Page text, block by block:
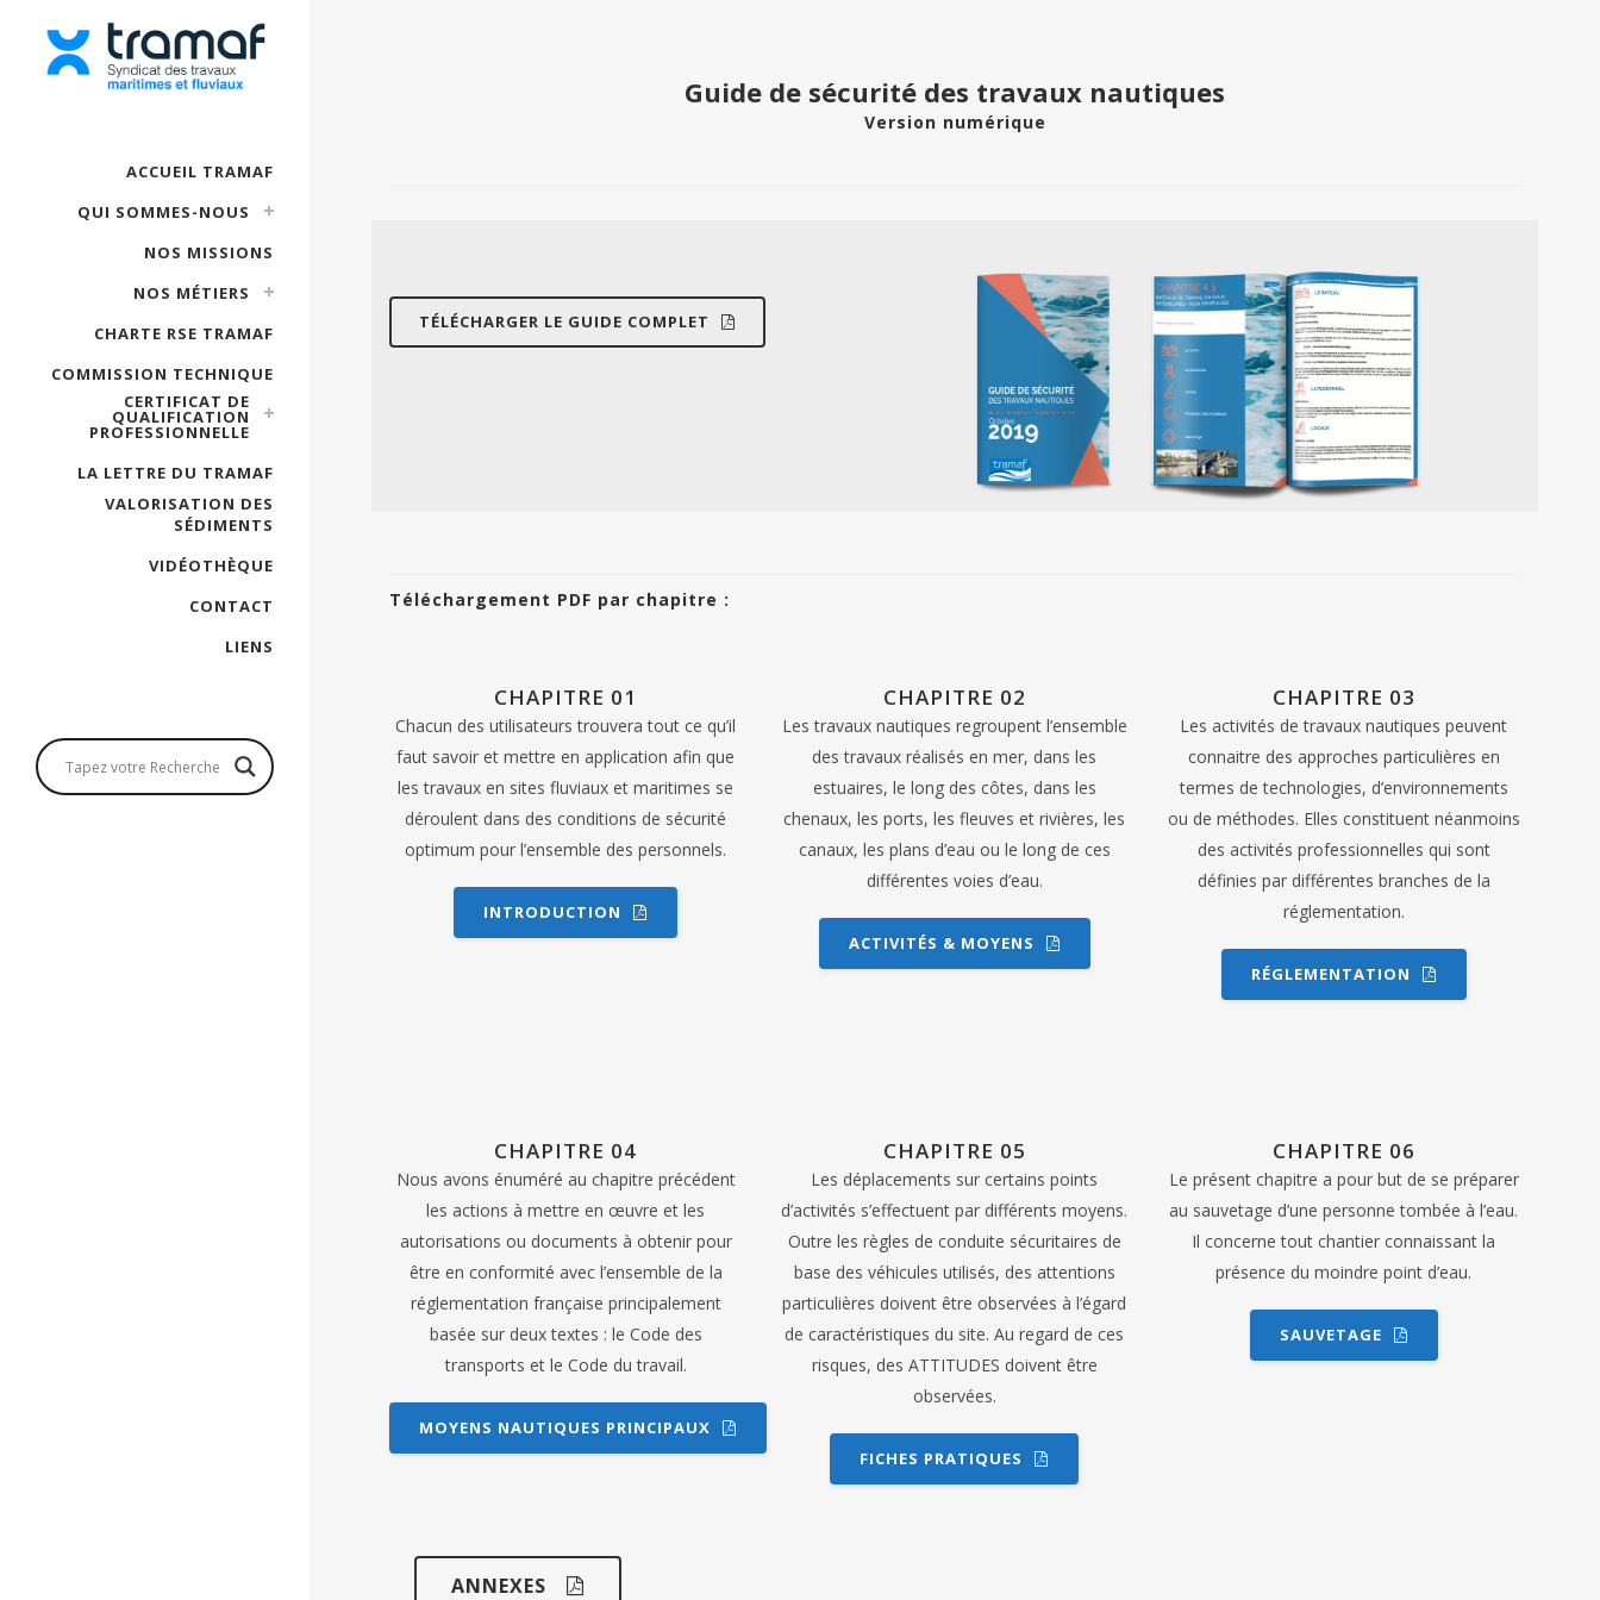
ACCUEIL TRAMAF
QUI SOMMES-NOUS
NOS MISSIONS
NOS MÉTIERS
CHARTE RSE TRAMAF
COMMISSION TECHNIQUE
CERTIFICAT DE
QUALIFICATION
PROFESSIONNELLE
LA LETTRE DU TRAMAF
VALORISATION DES
SÉDIMENTS
VIDÉOTHÈQUE
CONTACT
LIENS
Guide de sécurité des travaux nautiques
Version numérique
TÉLÉCHARGER LE GUIDE COMPLET
Téléchargement PDF par chapitre :
CHAPITRE 01
Chacun des utilisateurs trouvera tout ce qu’il
faut savoir et mettre en application afin que
les travaux en sites fluviaux et maritimes se
déroulent dans des conditions de sécurité
optimum pour l’ensemble des personnels.
INTRODUCTION
CHAPITRE 02
Les travaux nautiques regroupent l’ensemble
des travaux réalisés en mer, dans les
estuaires, le long des côtes, dans les
chenaux, les ports, les fleuves et rivières, les
canaux, les plans d’eau ou le long de ces
différentes voies d’eau.
ACTIVITÉS & MOYENS
CHAPITRE 03
Les activités de travaux nautiques peuvent
connaitre des approches particulières en
termes de technologies, d’environnements
ou de méthodes. Elles constituent néanmoins
des activités professionnelles qui sont
définies par différentes branches de la
réglementation.
RÉGLEMENTATION
CHAPITRE 04
Nous avons énuméré au chapitre précédent
les actions à mettre en œuvre et les
autorisations ou documents à obtenir pour
être en conformité avec l’ensemble de la
réglementation française principalement
basée sur deux textes : le Code des
transports et le Code du travail.
MOYENS NAUTIQUES PRINCIPAUX
CHAPITRE 05
Les déplacements sur certains points
d’activités s’effectuent par différents moyens.
Outre les règles de conduite sécuritaires de
base des véhicules utilisés, des attentions
particulières doivent être observées à l’égard
de caractéristiques du site. Au regard de ces
risques, des ATTITUDES doivent être
observées.
FICHES PRATIQUES
CHAPITRE 06
Le présent chapitre a pour but de se préparer
au sauvetage d’une personne tombée à l’eau.
Il concerne tout chantier connaissant la
présence du moindre point d’eau.
SAUVETAGE
ANNEXES